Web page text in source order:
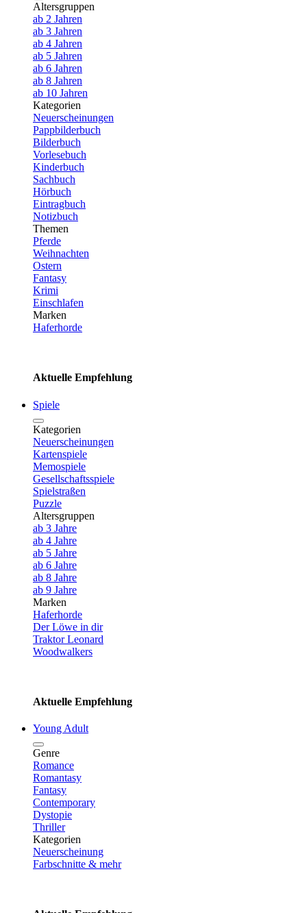
Altersgruppen
ab 2 Jahren
ab 3 Jahren
ab 4 Jahren
ab 5 Jahren
ab 6 Jahren
ab 8 Jahren
ab 10 Jahren
Kategorien
Neuerscheinungen
Pappbilderbuch
Bilderbuch
Vorlesebuch
Kinderbuch
Sachbuch
Hörbuch
Eintragbuch
Notizbuch
Themen
Pferde
Weihnachten
Ostern
Fantasy
Krimi
Einschlafen
Marken
Haferhorde
Aktuelle Empfehlung
Spiele
Kategorien
Neuerscheinungen
Kartenspiele
Memospiele
Gesellschaftsspiele
Spielstraßen
Puzzle
Altersgruppen
ab 3 Jahre
ab 4 Jahre
ab 5 Jahre
ab 6 Jahre
ab 8 Jahre
ab 9 Jahre
Marken
Haferhorde
Der Löwe in dir
Traktor Leonard
Woodwalkers
Aktuelle Empfehlung
Young Adult
Genre
Romance
Romantasy
Fantasy
Contemporary
Dystopie
Thriller
Kategorien
Neuerscheinung
Farbschnitte & mehr